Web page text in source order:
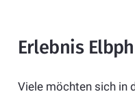
Erlebnis
Viele möchten sich in